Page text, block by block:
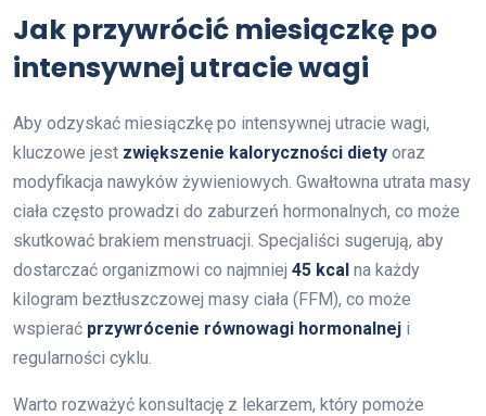
Jak przywrócić miesiączkę po
intensywnej utracie wagi
Aby odzyskać miesiączkę po intensywnej utracie wagi,
kluczowe jest zwiększenie kaloryczności diety oraz
modyfikacja nawyków żywieniowych. Gwałtowna utrata masy
ciała często prowadzi do zaburzeń hormonalnych, co może
skutkować brakiem menstruacji. Specjaliści sugerują, aby
dostarczać organizmowi co najmniej 45 kcal na każdy
kilogram beztłuszczowej masy ciała (FFM), co może
wspierać przywrócenie równowagi hormonalnej i
regularności cyklu.
Warto rozważyć konsultację z lekarzem, który pomoże